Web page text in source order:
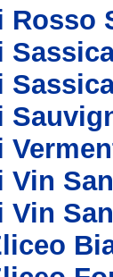
Rosso
Vin
Vin